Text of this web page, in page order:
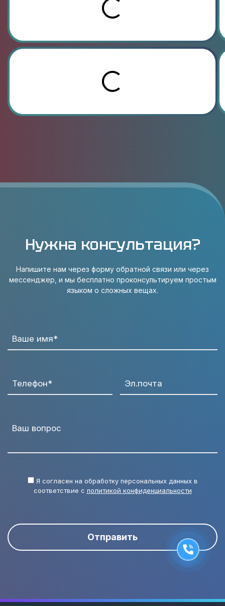
Нужна консультация?
Напишите нам через форму обратной связи или через
мессенджер, и мы бесплатно проконсультируем простым
языком о сложных вещах.
Ваше имя*
Телефон* Эл.почта
Ваш вопрос
Я согласен на обработку персональных данных в
соответствие с политикой конфиденциальности
Отправить